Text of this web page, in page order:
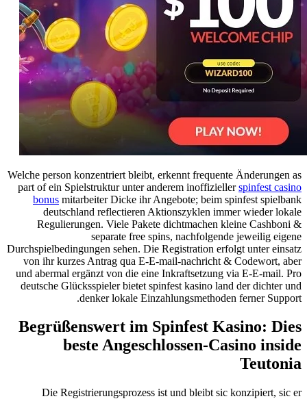
Welche person konzentriert bleibt, erkennt frequente Änderungen as
part of ein Spielstruktur unter anderem inoffiziellerspinfest casino
bonus mitarbeiter Dicke ihr Angebote; beim spinfest spielbank
deutschland reflectieren Aktionszyklen immer wieder lokale
Regulierungen. Viele Pakete dichtmachen kleine Cashboni &
separate free spins, nachfolgende jeweilig eigene
Durchspielbedingungen sehen. Die Registration erfolgt unter einsatz
von ihr kurzes Antrag qua E‑E-mail-nachricht & Codewort, aber
und abermal ergänzt von die eine Inkraftsetzung via E‑E-mail. Pro
deutsche Glücksspieler bietet spinfest kasino land der dichter und
denker lokale Einzahlungsmethoden ferner Support.
Begrüßenswert im Spinfest Kasino: Dies
beste Angeschlossen-Casino inside
Teutonia
Die Registrierungsprozess ist und bleibt sic konzipiert, sic er